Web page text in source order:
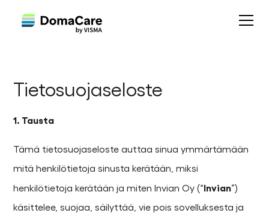
Tietosuojaseloste
1. Tausta
Tämä tietosuojaseloste auttaa sinua ymmärtämään
mitä henkilötietoja sinusta kerätään, miksi
henkilötietoja kerätään ja miten Invian Oy (“Invian”)
käsittelee, suojaa, säilyttää, vie pois sovelluksesta ja